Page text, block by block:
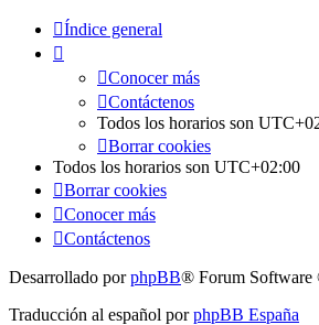
Índice general
Conocer más
Contáctenos
Todos los horarios son
Borrar cookies
Todos los horarios son UTC+02:00
Borrar cookies
Conocer más
Contáctenos
Desarrollado porphpBB® Forum
Traducción al español porphpBB España